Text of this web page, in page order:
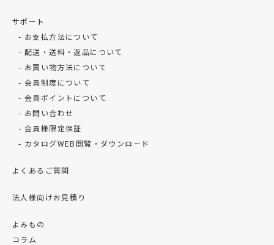
サポート
お支払方法について
配送・送料・返品について
お買い物方法について
会員制度について
会員ポイントについて
お問い合わせ
会員様限定保証
カタログWEB閲覧・ダウンロード
よくあるご質問
法人様向けお見積り
よみもの
コラム